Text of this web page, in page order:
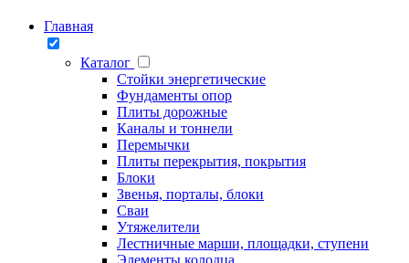
Главная
Каталог
Стойки энергетические
Фундаменты опор
Плиты дорожные
Каналы и тоннели
Перемычки
Плиты перекрытия, покрытия
Блоки
Звенья, порталы, блоки
Сваи
Утяжелители
Лестничные марши, площадки, ступени